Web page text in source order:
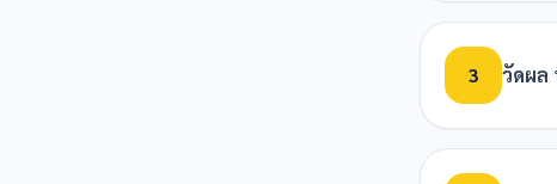
3 วัดผล